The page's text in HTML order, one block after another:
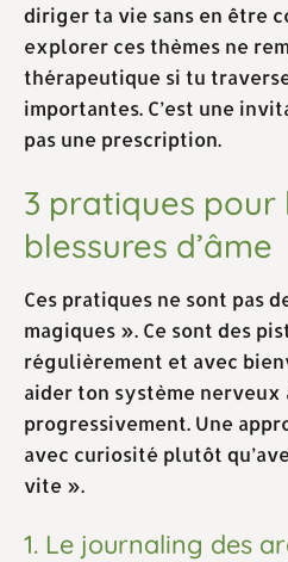
diriger ta vie sans en être
explorer ces thèmes ne
thérapeutique si tu
importantes. C’est une
pas une prescription.
3 pratiques pour
blessures d’âme
Ces pratiques ne sont pas
magiques ». Ce sont des
régulièrement et avec
aider ton système nerveux
progressivement. Une
avec curiosité plutôt
vite ».
1. Le journaling des